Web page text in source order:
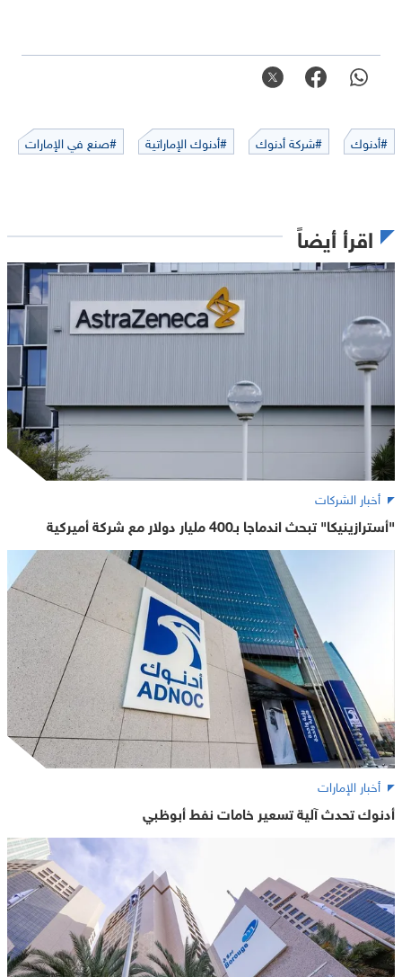
#أدنوك #شركة أدنوك #أدنوك الإماراتية #صنع في الإمارات
اقرأ أيضاً
أخبار الشركات
"أسترازينيكا" تبحث اندماجا بـ400 مليار دولار مع شركة أميركية
أخبار الإمارات
أدنوك تحدث آلية تسعير خامات نفط أبوظبي